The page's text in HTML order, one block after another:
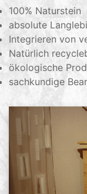
100% Naturstein
absolute
Integrieren von
Natürlich
ökologische
sachkundige